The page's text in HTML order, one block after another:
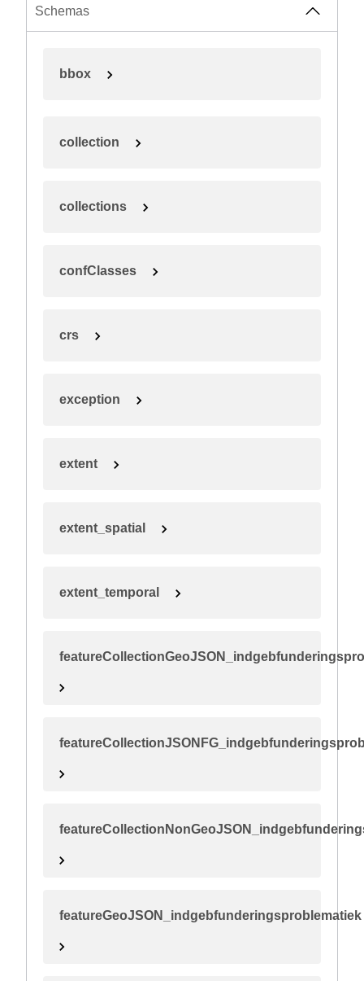
Schemas
bbox
collection
collections
confClasses
crs
exception
extent
extent_spatial
extent_temporal
featureGeoJSON_indgebfunderingsproblematiek